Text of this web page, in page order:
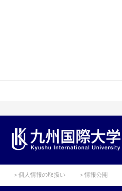
＞個人情報の取扱い ＞情報公開